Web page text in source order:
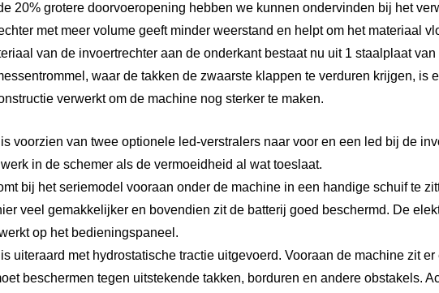
20% grotere doorvoeropening hebben we kunnen ondervinden bij het
met meer volume geeft minder weerstand en helpt om het materiaal
van de invoertrechter aan de onderkant bestaat nu uit 1 staalplaat
waar de takken de zwaarste klappen te verduren krijgen, is
verwerkt om de machine nog sterker te maken.
voorzien van twee optionele led-verstralers naar voor en een led bij de
in de schemer als de vermoeidheid al wat toeslaat.
bij het seriemodel vooraan onder de machine in een handige schuif te
veel gemakkelijker en bovendien zit de batterij goed beschermd. De
op het bedieningspaneel.
uiteraard met hydrostatische tractie uitgevoerd. Vooraan de machine zit er
beschermen tegen uitstekende takken, borduren en andere obstakels.